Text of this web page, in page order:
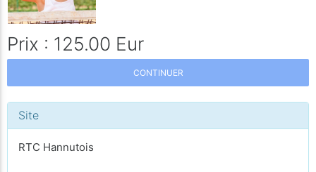
Prix : 125.00 Eur
CONTINUER
Site
RTC Hannutois